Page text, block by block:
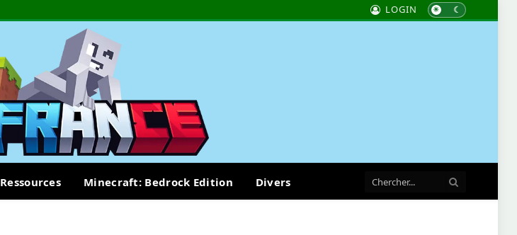
LOGIN
Ressources Minecraft: Bedrock Edition Divers